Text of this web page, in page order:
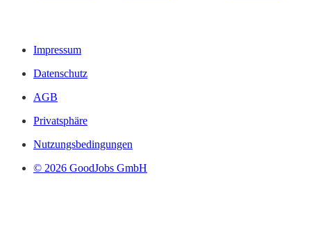
Impressum
Datenschutz
AGB
Privatsphäre
Nutzungsbedingungen
© 2026 GoodJobs GmbH